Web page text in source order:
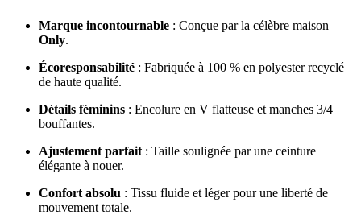
Marque incontournable : Conçue par la célèbre maison
Only.
Écoresponsabilité : Fabriquée à 100 % en polyester recyclé
de haute qualité.
Détails féminins : Encolure en V flatteuse et manches 3/4
bouffantes.
Ajustement parfait : Taille soulignée par une ceinture
élégante à nouer.
Confort absolu : Tissu fluide et léger pour une liberté de
mouvement totale.